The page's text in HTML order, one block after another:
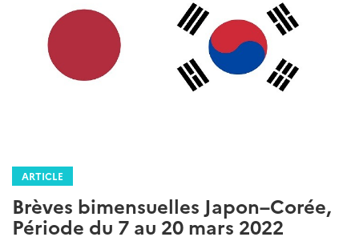
ARTICLE
Brèves bimensuelles Japon–Corée,
Période du 7 au 20 mars 2022